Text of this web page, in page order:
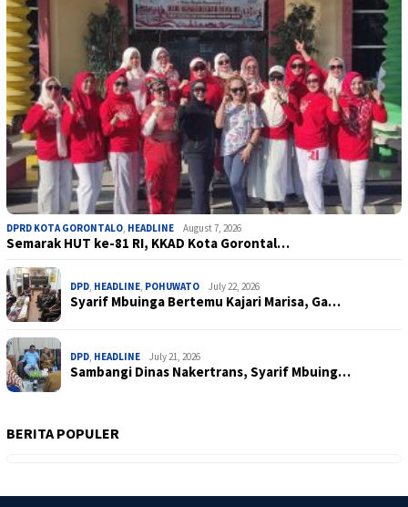
DPRD KOTA GORONTALO, HEADLINE August 7, 2026
Semarak HUT ke-81 RI, KKAD Kota Gorontal…
DPD, HEADLINE, POHUWATO July 22, 2026
Syarif Mbuinga Bertemu Kajari Marisa, Ga…
DPD, HEADLINE July 21, 2026
Sambangi Dinas Nakertrans, Syarif Mbuing…
BERITA POPULER